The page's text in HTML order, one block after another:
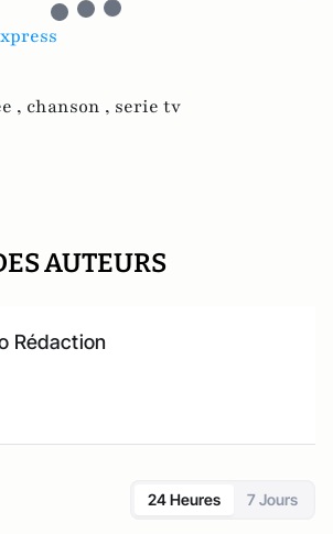
, chanson , serie tv
AUTEURS
Rédaction
24 Heures 7 Jours